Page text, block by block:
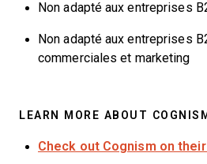
Non adapté aux entreprises
Non adapté aux entreprises
commerciales et marketing
LEARN MORE ABOUT
Check out Cognism on